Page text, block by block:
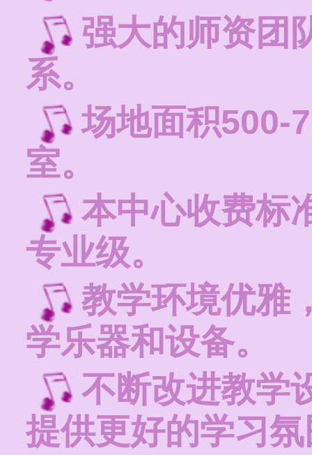
强大的师资团
系。
场地面积500-
室。
本中心收费标
专业级。
教学环境优雅
学乐器和设备。
不断改进教学
提供更好的学习